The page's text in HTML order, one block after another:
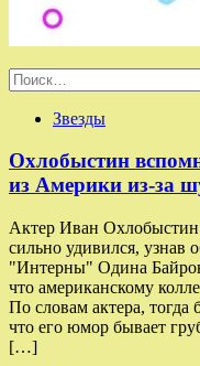
Найти:
Звезды
Охлобыстин
из Америки из-за
Актер Иван Охлобыстин
сильно удивился, узнав
"Интерны" Одина
что американскому
По словам актера,
что его юмор бывает
[…]